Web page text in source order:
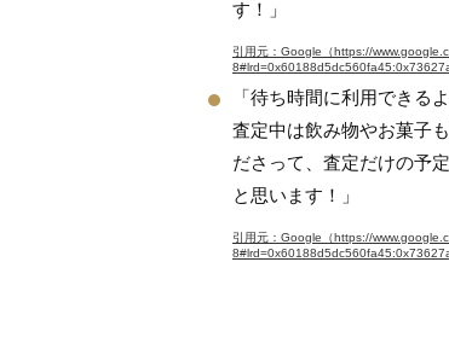
す！」
引用元：Google（https://
「待ち時間に利用できる
査定中は飲み物やお菓子
ださって、査定だけの予
と思います！」
引用元：Google（https://